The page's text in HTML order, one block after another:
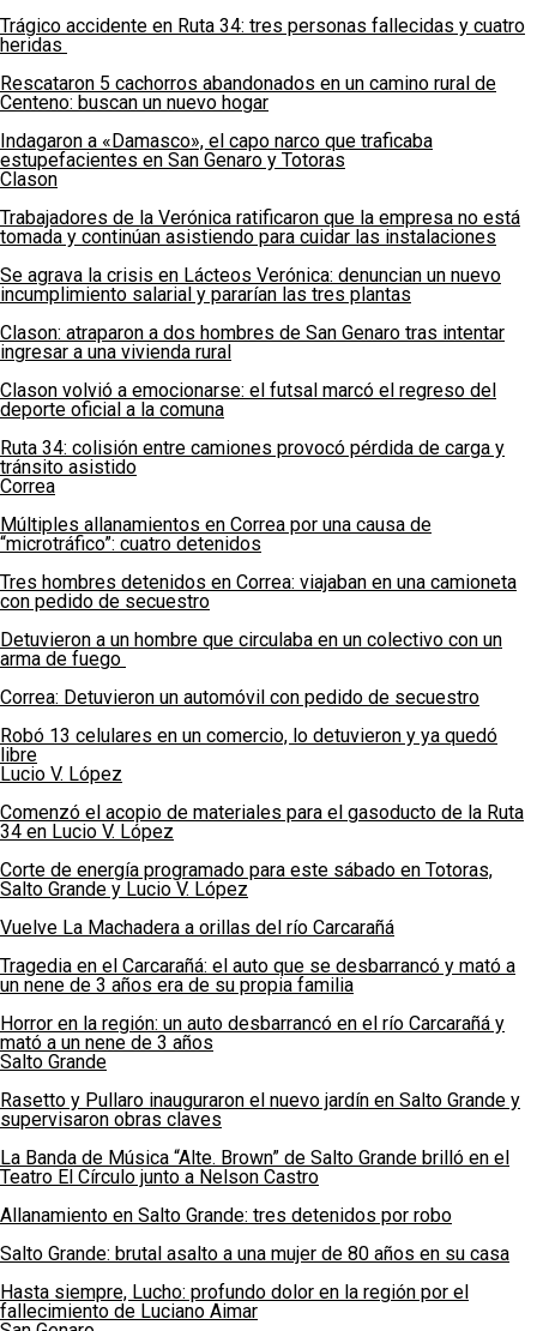
Trágico accidente en Ruta 34: tres personas fallecidas y cuatro
heridas
Rescataron 5 cachorros abandonados en un camino rural de
Centeno: buscan un nuevo hogar
Indagaron a «Damasco», el capo narco que traficaba
estupefacientes en San Genaro y Totoras
Clason
Trabajadores de la Verónica ratificaron que la empresa no está
tomada y continúan asistiendo para cuidar las instalaciones
Se agrava la crisis en Lácteos Verónica: denuncian un nuevo
incumplimiento salarial y pararían las tres plantas
Clason: atraparon a dos hombres de San Genaro tras intentar
ingresar a una vivienda rural
Clason volvió a emocionarse: el futsal marcó el regreso del
deporte oficial a la comuna
Ruta 34: colisión entre camiones provocó pérdida de carga y
tránsito asistido
Correa
Múltiples allanamientos en Correa por una causa de
“microtráfico”: cuatro detenidos
Tres hombres detenidos en Correa: viajaban en una camioneta
con pedido de secuestro
Detuvieron a un hombre que circulaba en un colectivo con un
arma de fuego
Correa: Detuvieron un automóvil con pedido de secuestro
Robó 13 celulares en un comercio, lo detuvieron y ya quedó
libre
Lucio V. López
Comenzó el acopio de materiales para el gasoducto de la Ruta
34 en Lucio V. López
Corte de energía programado para este sábado en Totoras,
Salto Grande y Lucio V. López
Vuelve La Machadera a orillas del río Carcarañá
Tragedia en el Carcarañá: el auto que se desbarrancó y mató a
un nene de 3 años era de su propia familia
Horror en la región: un auto desbarrancó en el río Carcarañá y
mató a un nene de 3 años
Salto Grande
Rasetto y Pullaro inauguraron el nuevo jardín en Salto Grande y
supervisaron obras claves
La Banda de Música “Alte. Brown” de Salto Grande brilló en el
Teatro El Círculo junto a Nelson Castro
Allanamiento en Salto Grande: tres detenidos por robo
Salto Grande: brutal asalto a una mujer de 80 años en su casa
Hasta siempre, Lucho: profundo dolor en la región por el
fallecimiento de Luciano Aimar